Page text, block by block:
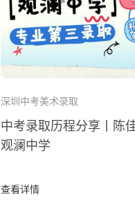
深圳中考美术录取
中考录取历程分享丨陈
观澜中学
查看详情